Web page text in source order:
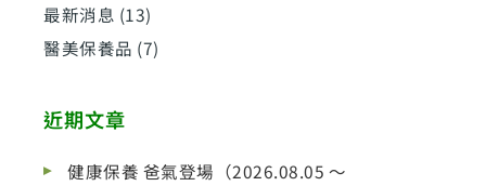
最新消息 (13)
醫美保養品 (7)
近期文章
健康保養 爸氣登場（2026.08.05 ～